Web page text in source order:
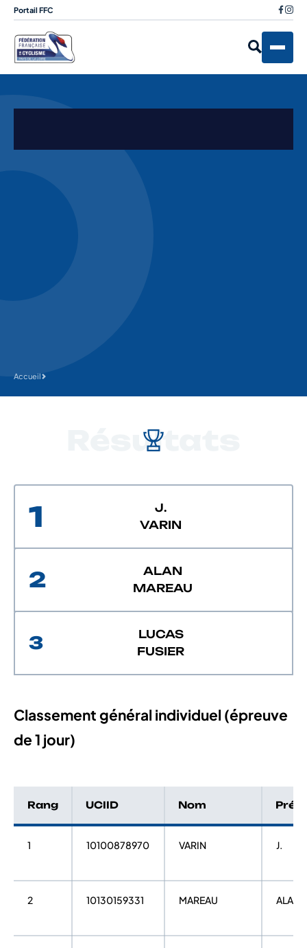
Portail FFC
Accueil
Résultats
1
J.
VARIN
2
ALAN
MAREAU
3
LUCAS
FUSIER
Classement général individuel (épreuve
de 1 jour)
Rang UCIID Nom
1 10100878970 VARIN J.
2 10130159331 MAREAU ALAN